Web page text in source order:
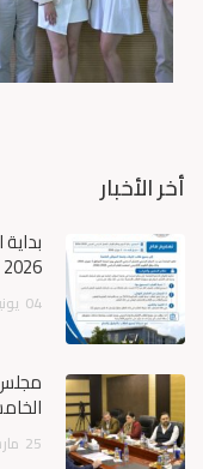
أخر الأخبار
2026
04
25